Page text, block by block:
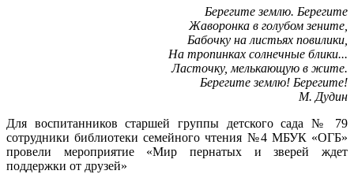
Берегите землю. Берегите
Жаворонка в голубом зените,
Бабочку на листьях повилики,
На тропинках солнечные блики...
Ласточку, мелькающую в жите.
Берегите землю! Берегите!
М. Дудин
Для воспитанников старшей группы детского сада № 79
сотрудники библиотеки семейного чтения №4 МБУК «ОГБ»
провели мероприятие «Мир пернатых и зверей ждет
поддержки от друзей»